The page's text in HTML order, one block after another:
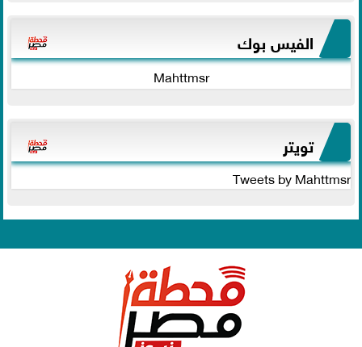
الفيس بوك
Mahttmsr
تويتر
Tweets by Mahttmsr